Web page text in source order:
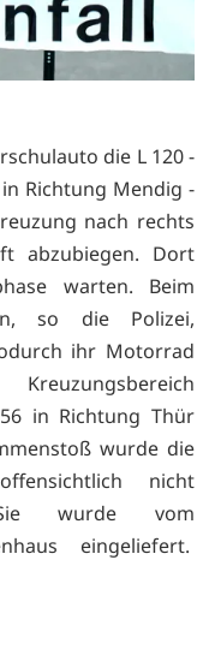
die L 120 -
Richtung Mendig -
nach rechts
abzubiegen. Dort
warten. Beim
so die Polizei,
ihr Motorrad
in Richtung Thür
wurde die
nicht
Sie wurde vom
eingeliefert.